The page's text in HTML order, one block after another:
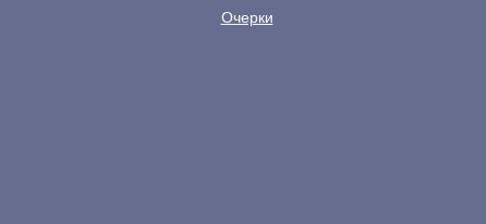
Очерки